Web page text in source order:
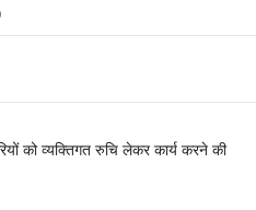
को व्यक्तिगत रुचि लेकर कार्य करने की